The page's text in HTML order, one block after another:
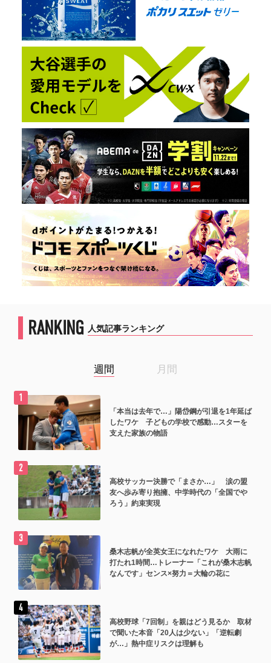
RANKING 人気記事ランキング
週間 月間
「本当は去年で…」陽岱鋼が引退を1年延ば
したワケ 子どもの学校で感動…スターを
支えた家族の物語
高校サッカー決勝で「まさか…」 涙の盟
友へ歩み寄り抱擁、中学時代の「全国でや
ろう」約束実現
桑木志帆が全英女王になれたワケ 大雨に
打たれ1時間…トレーナー「これが桑木志帆
なんです」センス×努力＝大輪の花に
高校野球「7回制」を親はどう見るか 取材
で聞いた本音「20人は少ない」「逆転劇
が…」熱中症リスクは理解も